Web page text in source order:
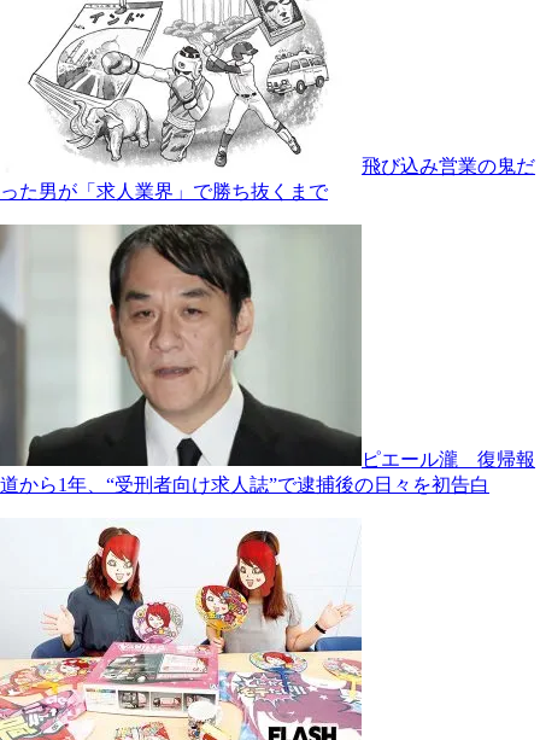
飛び込み営業の鬼だ
った男が「求人業界」で勝ち抜くまで
ピエール瀧 復帰報
道から1年、“受刑者向け求人誌”で逮捕後の日々を初告白